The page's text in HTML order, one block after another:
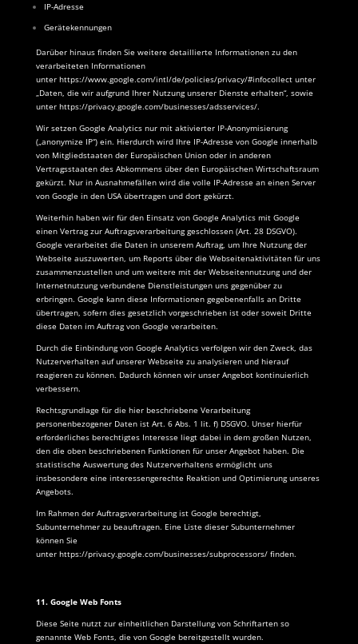
IP-Adresse
Gerätekennungen
Darüber hinaus finden Sie weitere detaillierte Informationen zu den
verarbeiteten Informationen
unter https://www.google.com/intl/de/policies/privacy/#infocollectunter
„Daten, die wir aufgrund Ihrer Nutzung unserer Dienste erhalten“, sowie
unter https://privacy.google.com/businesses/adsservices/.
Wir setzen Google Analytics nur mit aktivierter IP-Anonymisierung
(„anonymize IP“) ein. Hierdurch wird Ihre IP-Adresse von Google innerhalb
von Mitgliedstaaten der Europäischen Union oder in anderen
Vertragsstaaten des Abkommens über den Europäischen Wirtschaftsraum
gekürzt. Nur in Ausnahmefällen wird die volle IP-Adresse an einen Server
von Google in den USA übertragen und dort gekürzt.
Weiterhin haben wir für den Einsatz von Google Analytics mit Google
einen Vertrag zur Auftragsverarbeitung geschlossen (Art. 28DSGVO).
Google verarbeitet die Daten in unserem Auftrag, um Ihre Nutzung der
Webseite auszuwerten, um Reports über die Webseitenaktivitäten für uns
zusammenzustellen und um weitere mit der Webseitennutzung und der
Internetnutzung verbundene Dienstleistungen uns gegenüber zu
erbringen. Google kann diese Informationen gegebenenfalls an Dritte
übertragen, sofern dies gesetzlich vorgeschrieben ist oder soweit Dritte
diese Daten im Auftrag von Google verarbeiten.
Durch die Einbindung von Google Analytics verfolgen wir den Zweck, das
Nutzerverhalten auf unserer Webseite zu analysieren und hierauf
reagieren zu können. Dadurch können wir unser Angebot kontinuierlich
verbessern.
Rechtsgrundlage für die hier beschriebene Verarbeitung
personenbezogener Daten ist Art. 6Abs. 1 lit. f) DSGVO. Unser hierfür
erforderliches berechtigtes Interesse liegt dabei in dem großen Nutzen,
den die oben beschriebenen Funktionen für unser Angebot haben. Die
statistische Auswertung des Nutzerverhaltens ermöglicht uns
insbesondere eine interessengerechte Reaktion und Optimierung unseres
Angebots.
Im Rahmen der Auftragsverarbeitung ist Google berechtigt,
Subunternehmer zu beauftragen. Eine Liste dieser Subunternehmer
können Sie
unter https://privacy.google.com/businesses/subprocessors/finden.
11. Google Web Fonts
Diese Seite nutzt zur einheitlichen Darstellung von Schriftarten so
genannte Web Fonts, die von Google bereitgestellt wurden.